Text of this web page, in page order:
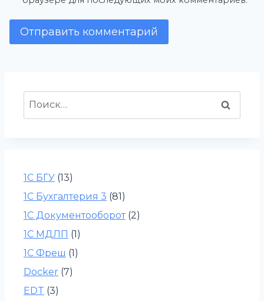
Найти:
1С БГУ (13)
1С Бухгалтерия 3 (81)
1С Документооборот(2)
1С МДЛП (1)
1С Фреш (1)
Docker (7)
EDT (3)